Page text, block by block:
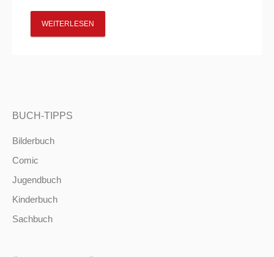
WEITERLESEN
BUCH-TIPPS
Bilderbuch
Comic
Jugendbuch
Kinderbuch
Sachbuch